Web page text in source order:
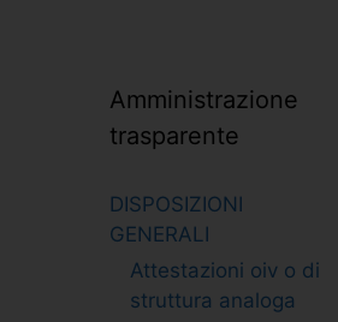
Amministrazione
trasparente
DISPOSIZIONI
GENERALI
Attestazioni oiv o di
struttura analoga